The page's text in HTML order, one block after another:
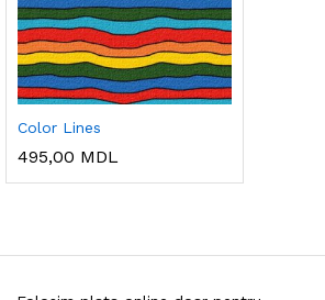
Color Lines
495,00 MDL